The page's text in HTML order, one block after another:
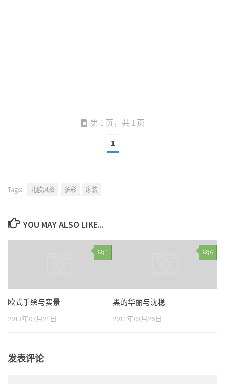
第 1 页，共 1 页
1
Tags: 北欧风格 多彩 家装
YOU MAY ALSO LIKE...
1
欧式手绘与实景
2013年07月21日
6
黑的华丽与沈稳
2011年08月26日
发表评论